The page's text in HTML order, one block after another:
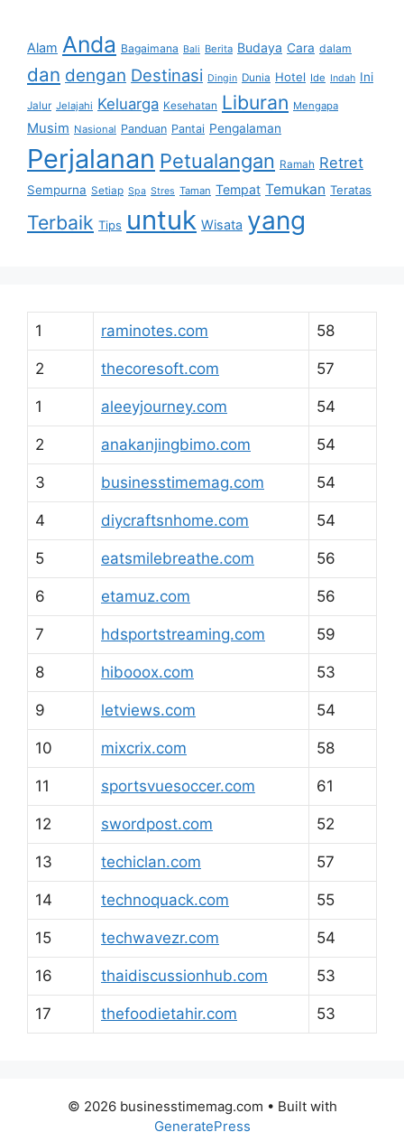
Alam Anda Bagaimana Bali Berita Budaya Cara dalam
dan dengan Destinasi Dingin Dunia Hotel Ide Indah Ini
Jalur Jelajahi Keluarga Kesehatan Liburan Mengapa
Musim Nasional Panduan Pantai Pengalaman
Perjalanan Petualangan Ramah Retret
Sempurna Setiap Spa Stres Taman Tempat Temukan Teratas
Terbaik Tips untuk Wisata yang
1 raminotes.com 58
2 thecoresoft.com 57
1 aleeyjourney.com 54
2 anakanjingbimo.com 54
3 businesstimemag.com 54
4 diycraftsnhome.com 54
5 eatsmilebreathe.com 56
6 etamuz.com 56
7 hdsportstreaming.com 59
8 hibooox.com 53
9 letviews.com 54
10 mixcrix.com 58
11 sportsvuesoccer.com 61
12 swordpost.com 52
13 techiclan.com 57
14 technoquack.com 55
15 techwavezr.com 54
16 thaidiscussionhub.com 53
17 thefoodietahir.com 53
© 2026 businesstimemag.com • Built with
GeneratePress